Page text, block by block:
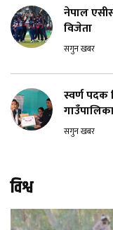
नेपाल
विजेता
सगुन खबर
स्वर्ण पदक
सगुन खबर
विश्व